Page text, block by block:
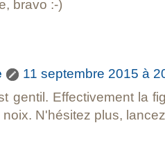
bravo :-)
11 septembre 2015 à
gentil. Effectivement la
noix. N'hésitez plus,